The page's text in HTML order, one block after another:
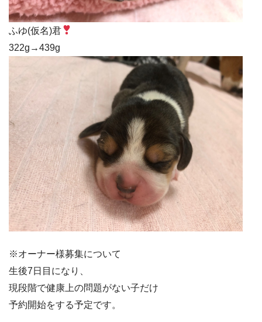
ふゆ(仮名)君
322g→439g
※オーナー様募集について
生後7日目になり、
現段階で健康上の問題がない子だけ
予約開始をする予定です。